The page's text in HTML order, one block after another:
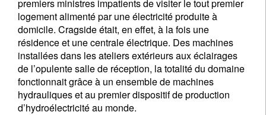
premiers ministres impatients de visiter le tout premier
logement alimenté par une électricité produite à
domicile. Cragside était, en effet, à la fois une
résidence et une centrale électrique. Des machines
installées dans les ateliers extérieurs aux éclairages
de l’opulente salle de réception, la totalité du domaine
fonctionnait grâce à un ensemble de machines
hydrauliques et au premier dispositif de production
d’hydroélectricité au monde.